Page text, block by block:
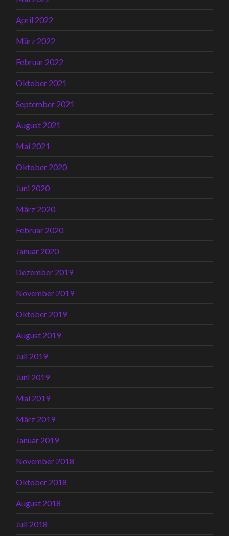
April 2022
März 2022
Februar 2022
Oktober 2021
September 2021
August 2021
Mai 2021
Oktober 2020
Juni 2020
März 2020
Februar 2020
Januar 2020
Dezember 2019
November 2019
Oktober 2019
August 2019
Juli 2019
Juni 2019
Mai 2019
März 2019
Januar 2019
November 2018
Oktober 2018
August 2018
Juli 2018